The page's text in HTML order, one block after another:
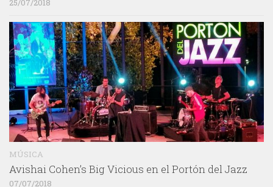
25/07/2018
MÚSICA
Avishai Cohen’s Big Vicious en el Portón del Jazz
07/07/2018